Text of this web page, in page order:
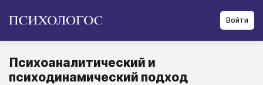
Войти
Психоаналитический и
психодинамический подход